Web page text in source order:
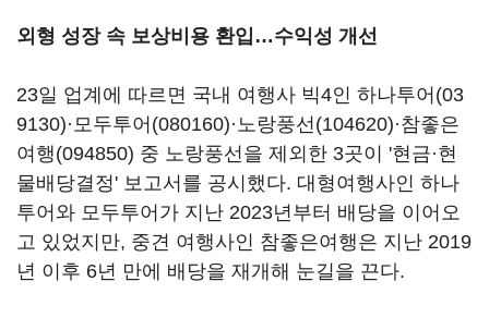
외형 성장 속 보상비용 환입…수익성 개선
23일 업계에 따르면 국내 여행사 빅4인 하나투어(03
9130)·모두투어(080160)·노랑풍선(104620)·참좋은
여행(094850) 중 노랑풍선을 제외한 3곳이 '현금·현
물배당결정' 보고서를 공시했다. 대형여행사인 하나
투어와 모두투어가 지난 2023년부터 배당을 이어오
고 있었지만, 중견 여행사인 참좋은여행은 지난 2019
년 이후 6년 만에 배당을 재개해 눈길을 끈다.